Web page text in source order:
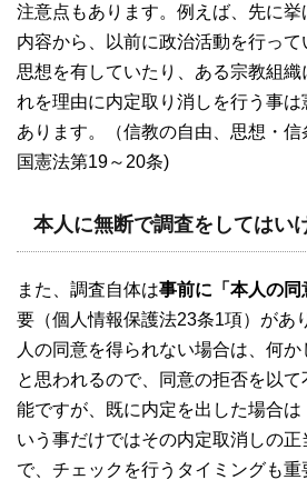
注意点もあります。例えば、先に
内容から、以前に政治活動を行っ
思想を有していたり、ある宗教組
れを理由に内定取り消しを行う事
あります。（信教の自由、思想・
国憲法第19～20条)
本人に無断で調査をしてはい
また、調査自体は事前に「本人の同
要（個人情報保護法23条1項）があ
人の同意を得られない場合は、何
と思われるので、同意の拒否を以
能ですが、既に内定を出した場合は
いう事だけではその内定取消しの
で、チェックを行うタイミングも重